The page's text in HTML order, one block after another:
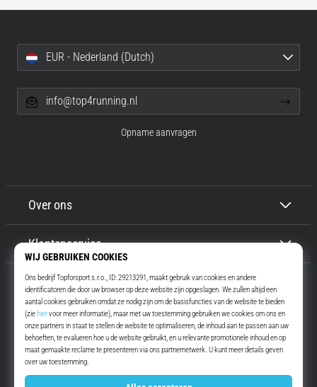
Top4Running.nl
Meer dan 16 jaar motiveren wij jou om te gaan lopen. Sneller. Met ons.
Elke dag.
Over ons
Klantenservice
EUR - Nederland (Dutch)
info@top4running.nl
Opname aanvragen